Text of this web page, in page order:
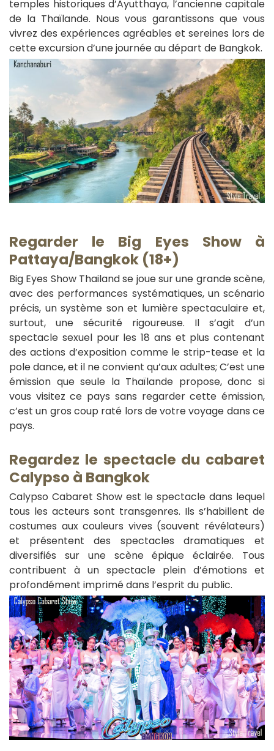
temples historiques d’Ayutthaya, l’ancienne capitale
de la Thaïlande. Nous vous garantissons que vous
vivrez des expériences agréables et sereines lors de
cette excursion d’une journée au départ de Bangkok.
Regarder le Big Eyes Show à
Pattaya/Bangkok (18+)
Big Eyes Show Thailand se joue sur une grande scène,
avec des performances systématiques, un scénario
précis, un système son et lumière spectaculaire et,
surtout, une sécurité rigoureuse. Il s’agit d’un
spectacle sexuel pour les 18 ans et plus contenant
des actions d’exposition comme le strip-tease et la
pole dance, et il ne convient qu’aux adultes; C’est une
émission que seule la Thaïlande propose, donc si
vous visitez ce pays sans regarder cette émission,
c’est un gros coup raté lors de votre voyage dans ce
pays.
Regardez le spectacle du cabaret
Calypso à Bangkok
Calypso Cabaret Show est le spectacle dans lequel
tous les acteurs sont transgenres. Ils s’habillent de
costumes aux couleurs vives (souvent révélateurs)
et présentent des spectacles dramatiques et
diversifiés sur une scène épique éclairée. Tous
contribuent à un spectacle plein d’émotions et
profondément imprimé dans l’esprit du public.